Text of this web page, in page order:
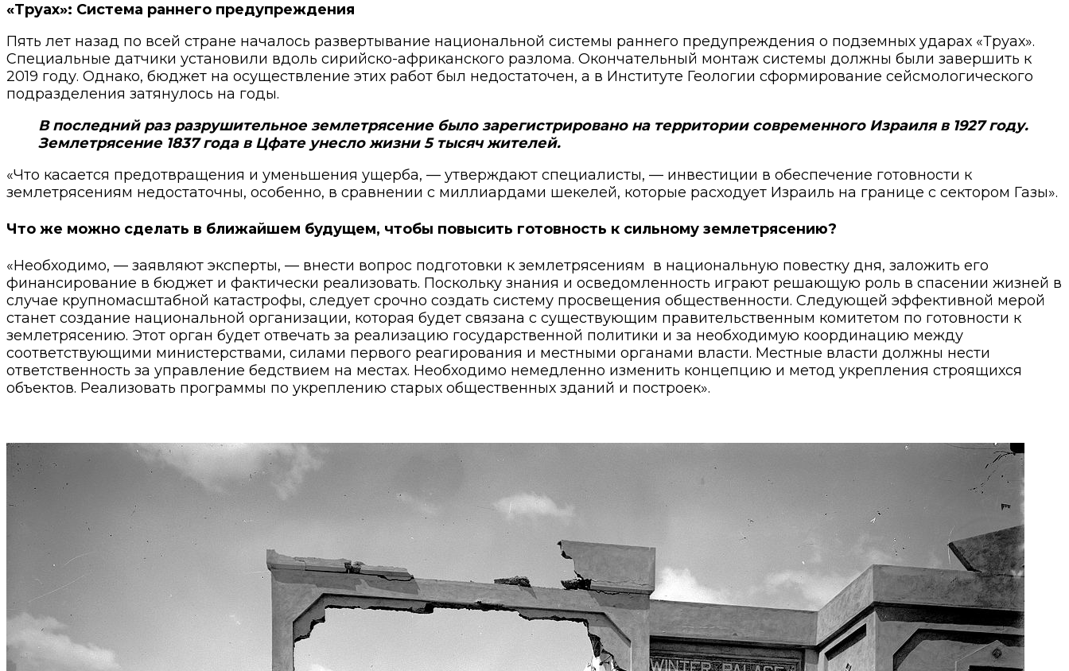
«Труах»: Система раннего предупреждения
Пять лет назад по всей стране началось развертывание национальной системы раннего предупреждения о подземных ударах «Труах».
Специальные датчики установили вдоль сирийско-африканского разлома. Окончательный монтаж системы должны были завершить к
2019 году. Однако, бюджет на осуществление этих работ был недостаточен, а в Институте Геологии сформирование сейсмологического
подразделения затянулось на годы.
В последний раз разрушительное землетрясение было зарегистрировано на территории современного Израиля в 1927 году.
Землетрясение 1837 года в Цфате унесло жизни 5 тысяч жителей.
«Что касается предотвращения и уменьшения ущерба, — утверждают специалисты, — инвестиции в обеспечение готовности к
землетрясениям недостаточны, особенно, в сравнении с миллиардами шекелей, которые расходует Израиль на границе с сектором Газы».
Что же можно сделать в ближайшем будущем, чтобы повысить готовность к сильному землетрясению?
«Необходимо, — заявляют эксперты, — внести вопрос подготовки к землетрясениям в национальную повестку дня, заложить его
финансирование в бюджет и фактически реализовать. Поскольку знания и осведомленность играют решающую роль в спасении жизней в
случае крупномасштабной катастрофы, следует срочно создать систему просвещения общественности. Следующей эффективной мерой
станет создание национальной организации, которая будет связана с существующим правительственным комитетом по готовности к
землетрясению. Этот орган будет отвечать за реализацию государственной политики и за необходимую координацию между
соответствующими министерствами, силами первого реагирования и местными органами власти. Местные власти должны нести
ответственность за управление бедствием на местах. Необходимо немедленно изменить концепцию и метод укрепления строящихся
объектов. Реализовать программы по укреплению старых общественных зданий и построек».